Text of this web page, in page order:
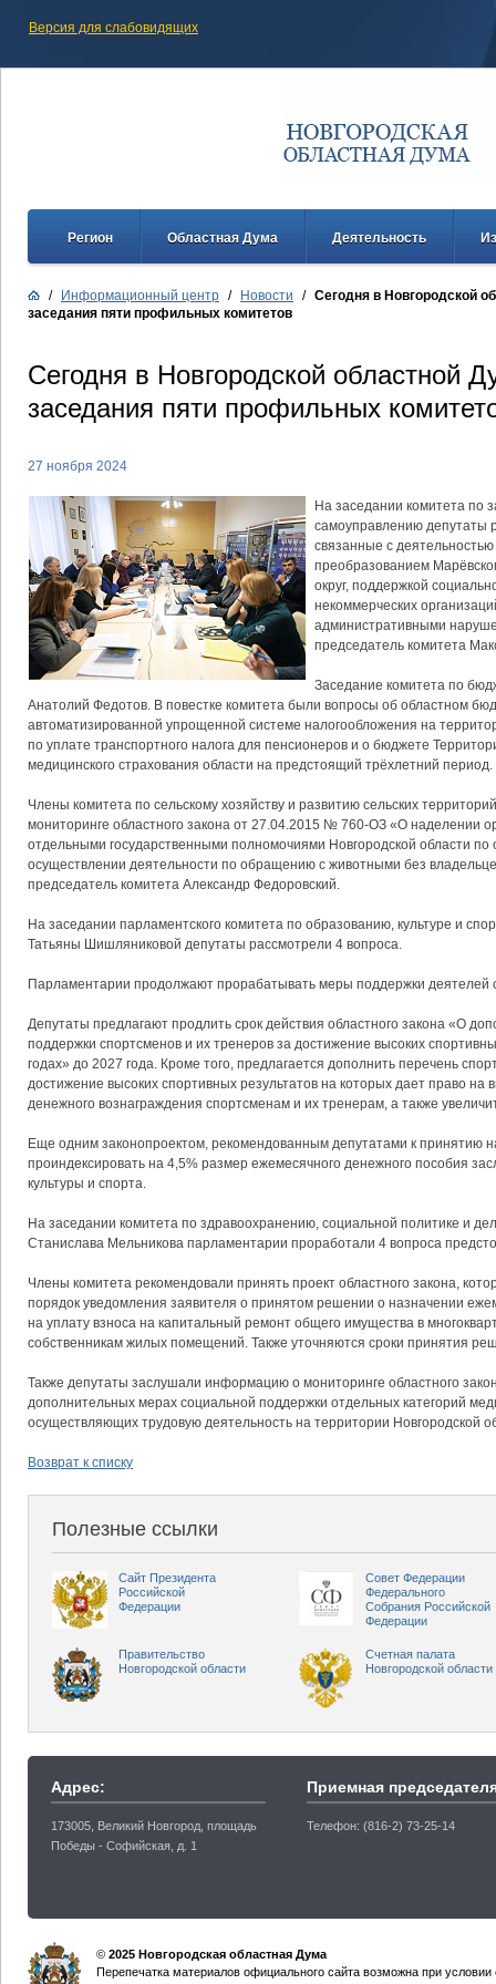
Версия для слабовидящих
Регион Областная Дума Деятельность
/ Информационный центр / Новости / Сегодня в Новгородской
заседания пяти профильных комитетов
Сегодня в Новгородской областной
заседания пяти профильных
27 ноября 2024
На заседании комитета по
самоуправлению депутаты
связанные с деятельностью
преобразованием
округ, поддержкой
некоммерческих
административными
председатель комитета
Заседание комитета по
Анатолий Федотов. В повестке комитета были вопросы об областном
автоматизированной упрощенной системе налогообложения на
по уплате транспортного налога для пенсионеров и о бюджете
медицинского страхования области на предстоящий трёхлетний период.
Члены комитета по сельскому хозяйству и развитию сельских
мониторинге областного закона от 27.04.2015 № 760-ОЗ «О наделении
отдельными государственными полномочиями Новгородской области
осуществлении деятельности по обращению с животными без
председатель комитета Александр Федоровский.
На заседании парламентского комитета по образованию, культуре и
Татьяны Шишляниковой депутаты рассмотрели 4 вопроса.
Парламентарии продолжают прорабатывать меры поддержки деятелей
Депутаты предлагают продлить срок действия областного закона «О
поддержки спортсменов и их тренеров за достижение высоких
годах» до 2027 года. Кроме того, предлагается дополнить перечень
достижение высоких спортивных результатов на которых дает право на
денежного вознаграждения спортсменам и их тренерам, а также
Еще одним законопроектом, рекомендованным депутатами к принятию
проиндексировать на 4,5% размер ежемесячного денежного пособия
культуры и спорта.
На заседании комитета по здравоохранению, социальной политике и
Станислава Мельникова парламентарии проработали 4 вопроса
Члены комитета рекомендовали принять проект областного закона,
порядок уведомления заявителя о принятом решении о назначении
на уплату взноса на капитальный ремонт общего имущества в
собственникам жилых помещений. Также уточняются сроки принятия
Также депутаты заслушали информацию о мониторинге областного
дополнительных мерах социальной поддержки отдельных категорий
осуществляющих трудовую деятельность на территории Новгородской
Возврат к списку
Полезные ссылки
Сайт Президента
Российской
Федерации
Совет Федерации
Федерального
Собрания Российской
Федерации
Правительство
Новгородской области
Счетная палата
Новгородской области
Адрес:
173005, Великий Новгород, площадь
Победы - Софийская, д. 1
Приемная
Телефон: (816-2) 73-25-14
© 2025 Новгородская областная Дума
Перепечатка материалов официального сайта возможна при